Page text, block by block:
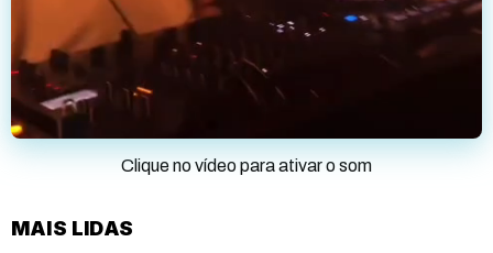
Clique no vídeo para ativar o som
MAIS LIDAS